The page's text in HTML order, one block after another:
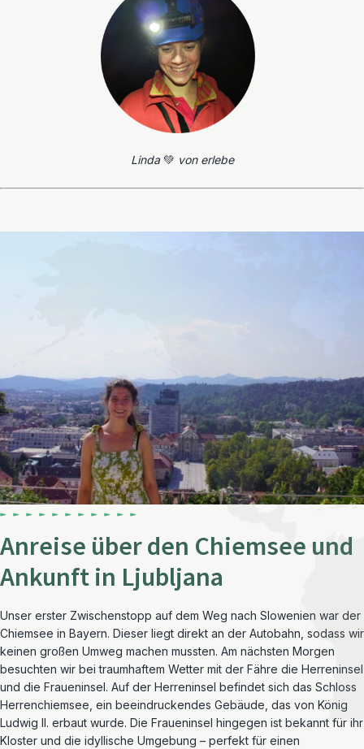
Linda💚 von erlebe
Anreise über den Chiemsee und
Ankunft in Ljubljana
Unser erster Zwischenstopp auf dem Weg nach Slowenien war der
Chiemsee in Bayern. Dieser liegt direkt an der Autobahn, sodass wir
keinen großen Umweg machen mussten. Am nächsten Morgen
besuchten wir bei traumhaftem Wetter mit der Fähre die Herreninsel
und die Fraueninsel. Auf der Herreninsel befindet sich das Schloss
Herrenchiemsee, ein beeindruckendes Gebäude, das von König
Ludwig II. erbaut wurde. Die Fraueninsel hingegen ist bekannt für ihr
Kloster und die idyllische Umgebung – perfekt für einen